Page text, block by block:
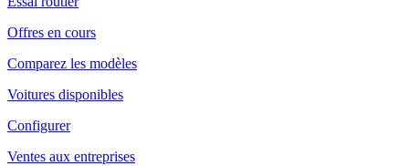
Offres en cours
Comparez les modèles
Voitures disponibles
Configurer
Ventes aux entreprises